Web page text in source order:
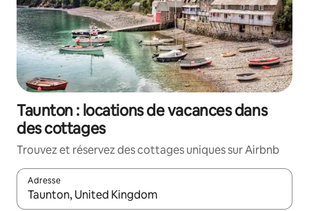
Taunton : locations de vacances dans
des cottages
Trouvez et réservez des cottages uniques sur Airbnb
Adresse
Lorsque les résultats s'affichent, utilisez les flèches vers le